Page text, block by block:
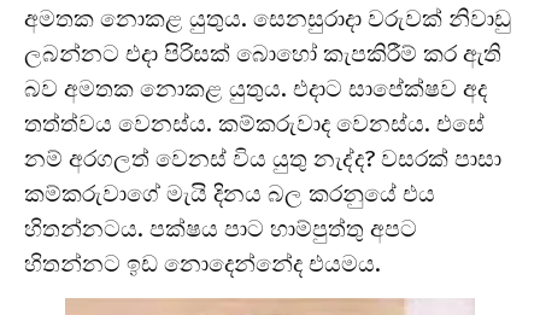
අමතක නොකළ යුතුය. සෙනසුරාදා වරුවක් නිවාඩු
ලබන්නට එදා පිරිසක් බොහෝ කැපකිරීම් කර ඇති
බව අමතක නොකළ යුතුය. එදාට සාපේක්ෂව අද
තත්ත්වය වෙනස්ය. කම්කරුවාද වෙනස්ය. එසේ
නම් අරගලත් වෙනස් විය යුතු නැද්ද? වසරක් පාසා
කම්කරුවාගේ මැයි දිනය බල කරනුයේ එය
හිතන්නටය. පක්ෂය පාට හාම්පුත්තු අපට
හිතන්නට ඉඩ නොදෙන්නේද එයමය.